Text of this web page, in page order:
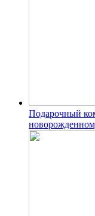
Подарочный